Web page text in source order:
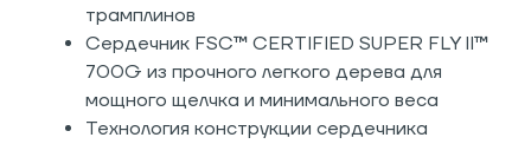
трамплинов
Сердечник FSC™ CERTIFIED SUPER FLY II™
700G из прочного легкого дерева для
мощного щелчка и минимального веса
Технология конструкции сердечника